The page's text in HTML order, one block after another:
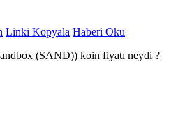
Linki Kopyala Haberi Oku
(SAND)) koin fiyatı neydi ?